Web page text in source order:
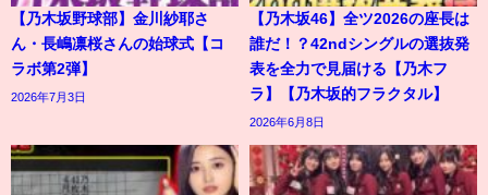
【乃木坂野球部】金川紗耶さ
ん・長嶋凛桜さんの始球式【コ
ラボ第2弾】
2026年7月3日
【乃木坂46】全ツ2026の座長は
誰だ！？42ndシングルの選抜発
表を全力で見届ける【乃木フ
ラ】【乃木坂的フラクタル】
2026年6月8日